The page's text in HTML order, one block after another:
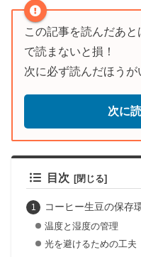
この記事を読んだあ
で読まないと損！
次に必ず読んだほう
次に
目次
コーヒー生豆の保存
温度と湿度の管理
光を避けるための工夫